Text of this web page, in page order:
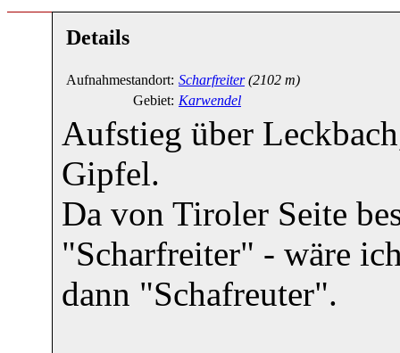
Details
Aufnahmestandort: Scharfreiter (2102 m)
Gebiet: Karwendel
Aufstieg über
Gipfel.
Da von Tiroler Seite
"Scharfreiter" - wäre
dann "Schafreuter".